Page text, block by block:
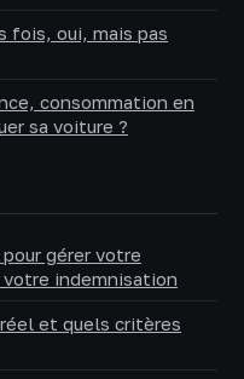
fois, oui, mais pas
consommation en
sa voiture ?
gérer votre
indemnisation
et quels critères